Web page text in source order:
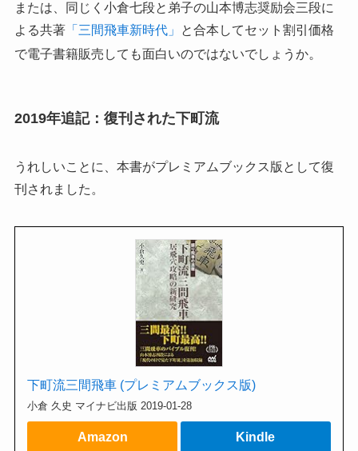
または、同じく小倉七段と弟子の山本博志奨励会三段に
よる共著「三間飛車新時代」
と合本してセット割引価格
で電子書籍販売しても面白いのではないでしょうか。
2019年追記：復刊された下町流
うれしいことに、本書がプレミアムブックス版として復
刊されました。
下町流三間飛車 (プレミアムブックス版)
小倉 久史 マイナビ出版 2019-01-28
Amazon Kindle